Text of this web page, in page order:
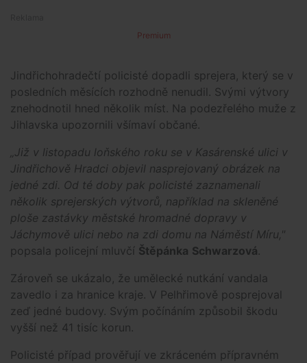
Premium
Jindřichohradečtí policisté dopadli sprejera, který se v
posledních měsících rozhodně nenudil. Svými výtvory
znehodnotil hned několik míst. Na podezřelého muže z
Jihlavska upozornili všímaví občané.
„Již v listopadu loňského roku se v Kasárenské ulici v
Jindřichově Hradci objevil nasprejovaný obrázek na
jedné zdi. Od té doby pak policisté zaznamenali
několik sprejerských výtvorů, například na skleněné
ploše zastávky městské hromadné dopravy v
Jáchymově ulici nebo na zdi domu na Náměstí Míru,"
popsala policejní mluvčí Štěpánka Schwarzová.
Zároveň se ukázalo, že umělecké nutkání vandala
zavedlo i za hranice kraje. V Pelhřimově posprejoval
zeď jedné budovy. Svým počínáním způsobil škodu
vyšší než 41 tisíc korun.
Policisté případ prověřují ve zkráceném přípravném